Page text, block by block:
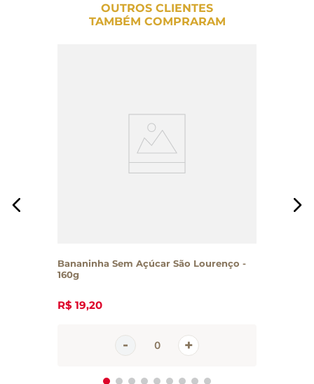
OUTROS CLIENTES
TAMBÉM COMPRARAM
Bananinha Sem Açúcar São Lourenço -
160g
R$ 19,20